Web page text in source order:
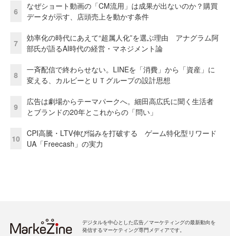
6
なぜショート動画の「CM流用」は成果が出ないのか？購買
データが示す、店頭売上を動かす条件
7
効率化の時代にあえて“超属人化”を選ぶ理由 アナグラム阿
部氏が語るAI時代の経営・マネジメント論
8
一斉配信で終わらせない。LINEを「消費」から「資産」に
変える、カルビーとＵＴグループの設計思想
9
広告は劇場からテーマパークへ。細田高広氏に聞く生活者
とブランドの20年とこれからの「問い」
10
CPI高騰・LTV伸び悩みを打破する ゲーム特化型リワード
UA「Freecash」の実力
デジタルを中心とした広告／マーケティングの最新動向を
発信するマーケティング専門メディアです。